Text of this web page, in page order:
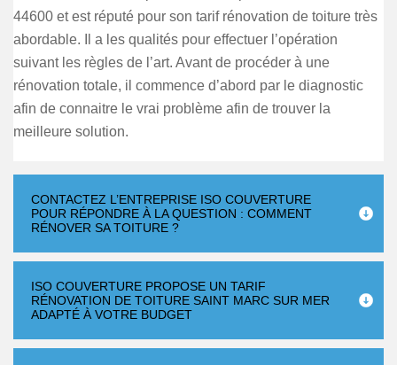
44600 et est réputé pour son tarif rénovation de toiture très
abordable. Il a les qualités pour effectuer l’opération
suivant les règles de l’art. Avant de procéder à une
rénovation totale, il commence d’abord par le diagnostic
afin de connaitre le vrai problème afin de trouver la
meilleure solution.
CONTACTEZ L’ENTREPRISE ISO COUVERTURE
POUR RÉPONDRE À LA QUESTION : COMMENT
RÉNOVER SA TOITURE ?
ISO COUVERTURE PROPOSE UN TARIF
RÉNOVATION DE TOITURE SAINT MARC SUR MER
ADAPTÉ À VOTRE BUDGET